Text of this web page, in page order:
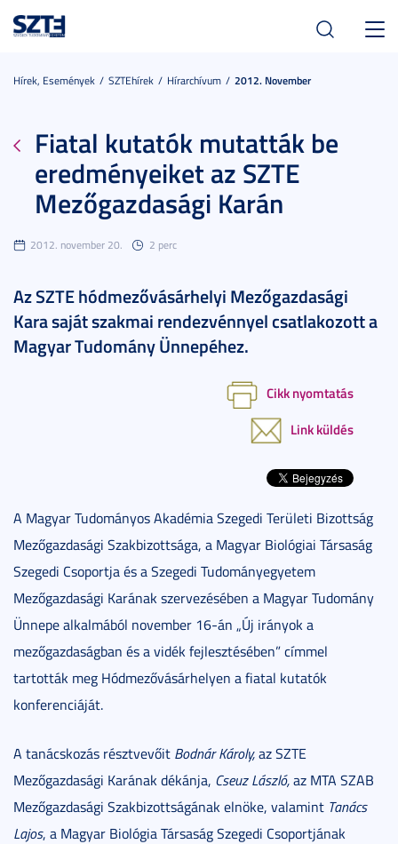
Hírek, Események SZTEhírek Hírarchívum 2012. November
Fiatal kutatók mutatták be
eredményeiket az SZTE
Mezőgazdasági Karán
2012. november 20. 2 perc
Az SZTE hódmezővásárhelyi Mezőgazdasági
Kara saját szakmai rendezvénnyel csatlakozott a
Magyar Tudomány Ünnepéhez.
Cikk nyomtatás
Link küldés
A Magyar Tudományos Akadémia Szegedi Területi Bizottság
Mezőgazdasági Szakbizottsága, a Magyar Biológiai Társaság
Szegedi Csoportja és a Szegedi Tudományegyetem
Mezőgazdasági Karának szervezésében a Magyar Tudomány
Ünnepe alkalmából november 16-án „Új irányok a
mezőgazdaságban és a vidék fejlesztésében” címmel
tartották meg Hódmezővásárhelyen a fiatal kutatók
konferenciáját.
A tanácskozás résztvevőit Bodnár Károly,az SZTE
Mezőgazdasági Karának dékánja, Cseuz László,az MTA SZAB
Mezőgazdasági Szakbizottságának elnöke, valamint Tanács
Lajos, a Magyar Biológia Társaság Szegedi Csoportjának